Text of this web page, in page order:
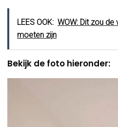
LEES OOK: WOW: Dit zou
moeten zijn
Bekijk de foto hieronder: